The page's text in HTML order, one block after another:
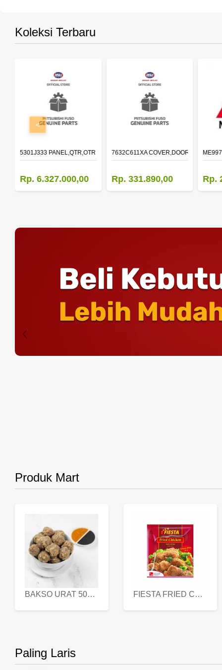
Koleksi Terbaru
5301J333 PANEL,QTR,OTR LH
Rp. 6.327.000,00
7632C611XA COVER,DOOR
Rp. 331.890,00 Rp.
<
Produk Mart
BAKSO URAT 500 GR FIESTA FRIED CHICKEN 500 GR
Paling Laris